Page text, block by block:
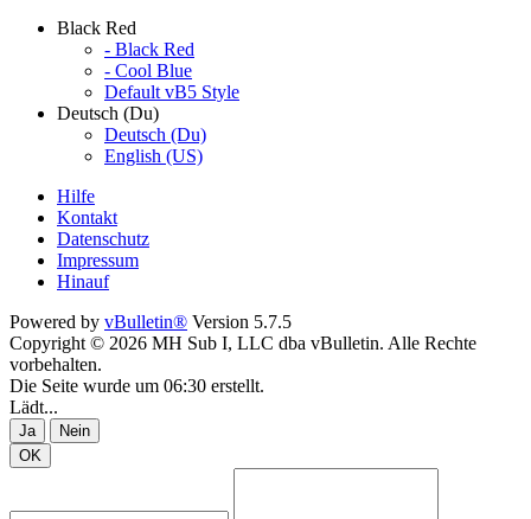
Black Red
- Black Red
- Cool Blue
Default vB5 Style
Deutsch (Du)
Deutsch (Du)
English (US)
Hilfe
Kontakt
Datenschutz
Impressum
Hinauf
Powered by vBulletin® Version 5.7.5
Copyright © 2026 MH Sub I, LLC dba vBulletin. Alle Rechte
vorbehalten.
Die Seite wurde um 06:30 erstellt.
Lädt...
Ja
Nein
OK